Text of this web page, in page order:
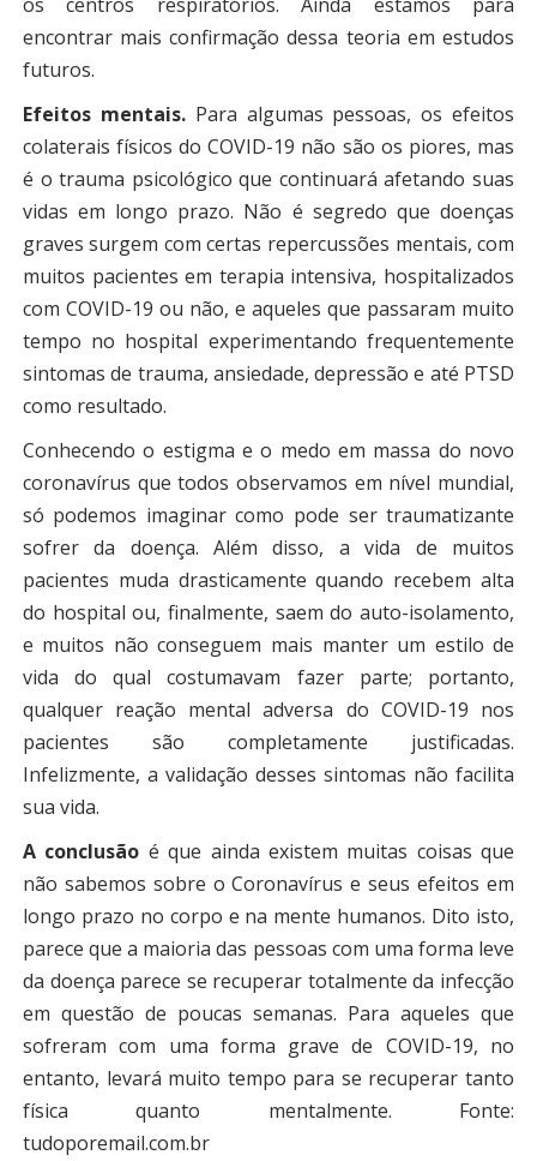
encontrar mais confirmação dessa teoria em estudos
futuros.
Efeitos mentais​. Para algumas pessoas, os efeitos
colaterais físicos do COVID-19 não são os piores, mas
é o trauma psicológico que continuará afetando suas
vidas em longo prazo. Não é segredo que doenças
graves surgem com certas repercussões mentais, com
muitos pacientes em terapia intensiva, hospitalizados
com COVID-19 ou não, e aqueles que passaram muito
tempo no hospital experimentando frequentemente
sintomas de trauma, ansiedade, depressão e até PTSD
como resultado.
Conhecendo o estigma e o medo em massa do novo
coronavírus que todos observamos em nível mundial,
só podemos imaginar como pode ser traumatizante
sofrer da doença. Além disso, a vida de muitos
pacientes muda drasticamente quando recebem alta
do hospital ou, finalmente, saem do auto-isolamento,
e muitos não conseguem mais manter um estilo de
vida do qual costumavam fazer parte; portanto,
qualquer reação mental adversa do COVID-19 nos
pacientes são completamente justificadas.
Infelizmente, a validação desses sintomas não facilita
sua vida.
A conclusão é que ainda existem muitas coisas que
não sabemos sobre o Coronavírus e seus efeitos em
longo prazo no corpo e na mente humanos. Dito isto,
parece que a maioria das pessoas com uma forma leve
da doença parece se recuperar totalmente da infecção
em questão de poucas semanas. Para aqueles que
sofreram com uma forma grave de COVID-19, no
entanto, levará muito tempo para se recuperar tanto
física quanto mentalmente. Fonte:
tudoporemail.com.br